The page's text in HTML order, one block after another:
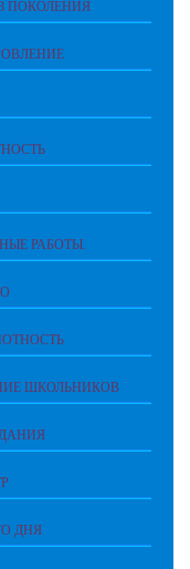
ПОКОЛЕНИЯ
РАБОТЫ.
ШКОЛЬНИКОВ
ДНЯ